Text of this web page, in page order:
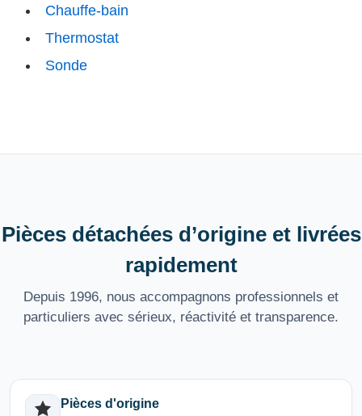
Chauffe-bain
Thermostat
Sonde
Pièces détachées d’origine et livrées
rapidement
Depuis 1996, nous accompagnons professionnels et
particuliers avec sérieux, réactivité et transparence.
Pièces d'origine